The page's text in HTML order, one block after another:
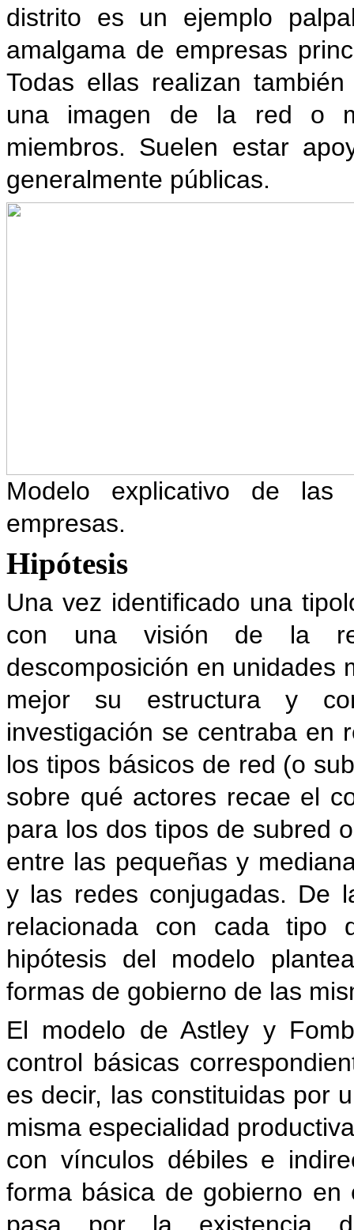
distrito es un ejemplo
amalgama de empresas
Todas ellas realizan
una imagen de la red o
miembros. Suelen estar
generalmente públicas.
Modelo explicativo de
empresas.
Hipótesis
Una vez identificado una
con una visión de la
descomposición en unidades
mejor su estructura y
investigación se centraba en
los tipos básicos de red (o
sobre qué actores recae el
para los dos tipos de subred
entre las pequeñas y
y las redes conjugadas. De
relacionada con cada tipo
hipótesis del modelo
formas de gobierno de las
El modelo de Astley y
control básicas
es decir, las constituidas por
misma especialidad
con vínculos débiles e
forma básica de gobierno